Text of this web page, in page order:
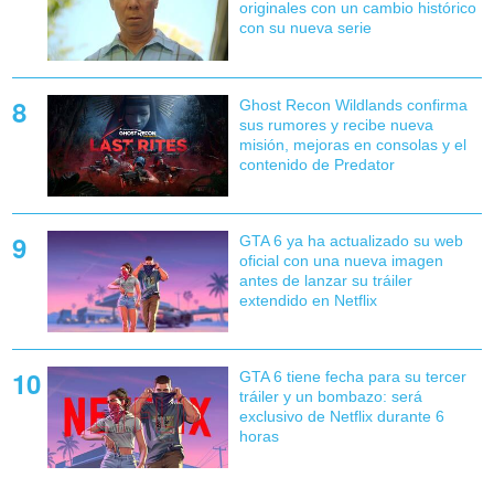
originales con un cambio histórico
con su nueva serie
Ghost Recon Wildlands confirma
sus rumores y recibe nueva
misión, mejoras en consolas y el
contenido de Predator
GTA 6 ya ha actualizado su web
oficial con una nueva imagen
antes de lanzar su tráiler
extendido en Netflix
GTA 6 tiene fecha para su tercer
tráiler y un bombazo: será
exclusivo de Netflix durante 6
horas